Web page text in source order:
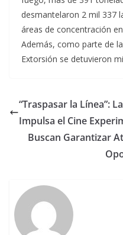
desmantelaron 2 mil 337
áreas de concentración
Además, como parte de
Extorsión se detuvieron
“Traspasar la Línea”:
Impulsa el Cine
Buscan Garantizar